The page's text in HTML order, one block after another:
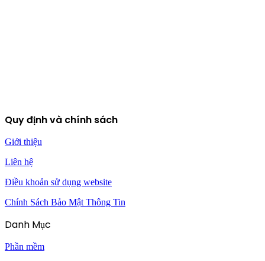
Quy định và chính sách
Giới thiệu
Liên hệ
Điều khoản sử dụng website
Chính Sách Bảo Mật Thông Tin
Danh Mục
Phần mềm